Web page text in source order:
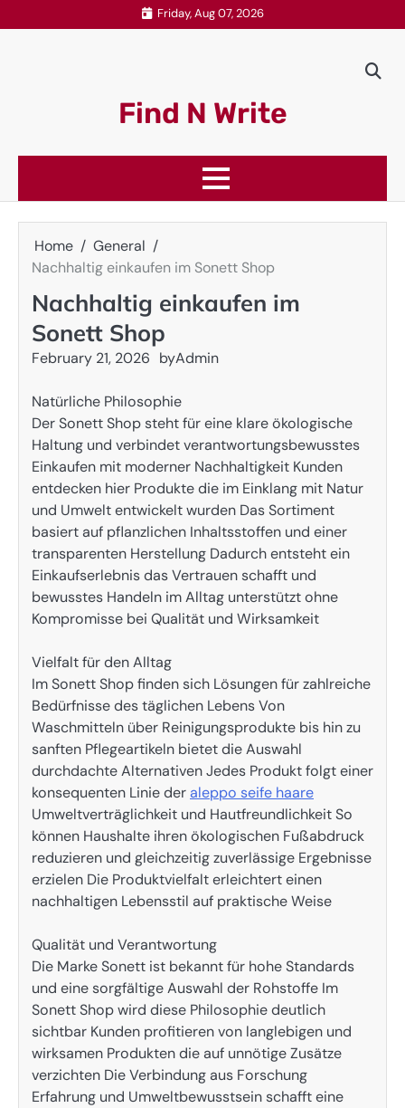
to
Friday, Aug 07, 2026
Find N Write
Home
General
Nachhaltig einkaufen im Sonett Shop
Nachhaltig einkaufen im
Sonett Shop
February 21, 2026 byAdmin
Natürliche Philosophie
Der Sonett Shop steht für eine klare ökologische
Haltung und verbindet verantwortungsbewusstes
Einkaufen mit moderner Nachhaltigkeit Kunden
entdecken hier Produkte die im Einklang mit Natur
und Umwelt entwickelt wurden Das Sortiment
basiert auf pflanzlichen Inhaltsstoffen und einer
transparenten Herstellung Dadurch entsteht ein
Einkaufserlebnis das Vertrauen schafft und
bewusstes Handeln im Alltag unterstützt ohne
Kompromisse bei Qualität und Wirksamkeit
Vielfalt für den Alltag
Im Sonett Shop finden sich Lösungen für zahlreiche
Bedürfnisse des täglichen Lebens Von
Waschmitteln über Reinigungsprodukte bis hin zu
sanften Pflegeartikeln bietet die Auswahl
durchdachte Alternativen Jedes Produkt folgt einer
konsequenten Linie deraleppo seife haare
Umweltverträglichkeit und Hautfreundlichkeit So
können Haushalte ihren ökologischen Fußabdruck
reduzieren und gleichzeitig zuverlässige Ergebnisse
erzielen Die Produktvielfalt erleichtert einen
nachhaltigen Lebensstil auf praktische Weise
Qualität und Verantwortung
Die Marke Sonett ist bekannt für hohe Standards
und eine sorgfältige Auswahl der Rohstoffe Im
Sonett Shop wird diese Philosophie deutlich
sichtbar Kunden profitieren von langlebigen und
wirksamen Produkten die auf unnötige Zusätze
verzichten Die Verbindung aus Forschung
Erfahrung und Umweltbewusstsein schafft eine